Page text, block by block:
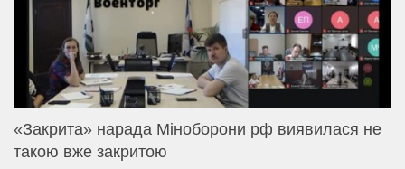
«Закрита» нарада Міноборони рф виявилася не
такою вже закритою